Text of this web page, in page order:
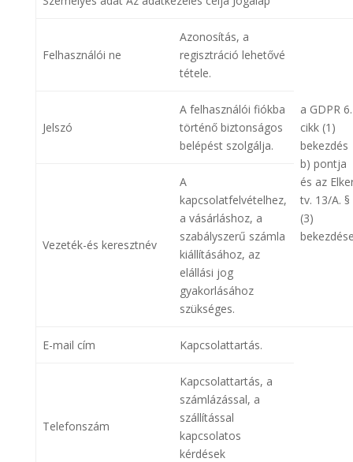
Felhasználói ne
Azonosítás, a
regisztráció lehetővé
tétele.
a GDPR 6.
cikk (1)
bekezdés
b) pontja
és az
tv. 13/A. §
(3)
Jelszó
A felhasználói fiókba
történő biztonságos
belépést szolgálja.
Vezeték-és keresztnév
A
kapcsolatfelvételhez,
a vásárláshoz, a
szabályszerű számla
kiállításához, az
elállási jog
gyakorlásához
szükséges.
E-mail cím Kapcsolattartás.
Telefonszám
Kapcsolattartás, a
számlázással, a
szállítással
kapcsolatos
kérdések